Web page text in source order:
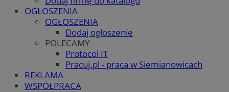
OGŁOSZENIA
OGŁOSZENIA
Dodaj ogłoszenie
POLECAMY
Protocol IT
Pracuj.pl - praca w Siemianowicach
REKLAMA
WSPÓŁPRACA